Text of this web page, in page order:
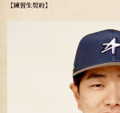
【練習生契約】